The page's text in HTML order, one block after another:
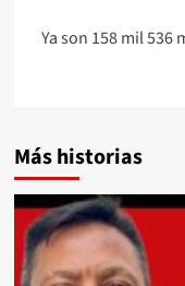
Ya son 158 mil 536
Más historias